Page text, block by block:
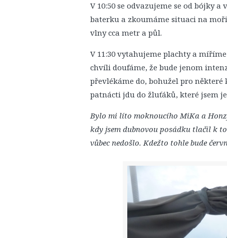
V 10:50 se odvazujeme se od bójky
baterku a zkoumáme situaci na
vlny cca metr a půl.
V 11:30 vytahujeme plachty a
chvíli doufáme, že bude jenom
převlékáme do, bohužel pro
patnácti jdu do žluťáků, které jsem
Bylo mi líto moknoucího MiKa a
kdy jsem dubnovou posádku tlačil k
vůbec nedošlo. Kdežto tohle bude